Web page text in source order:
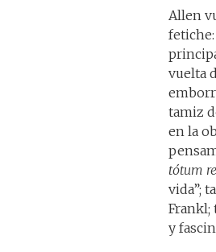
Allen
vuelta
tamiz
en la
tótum
vida”;
Frankl;
y